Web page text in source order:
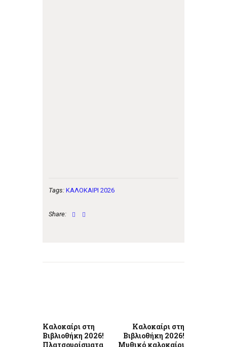
Tags: ΚΑΛΟΚΑΙΡΙ 2026
Share:
Καλοκαίρι στη
Βιβλιοθήκη 2026!
Πλατσουρίσματα
Καλοκαίρι στη
Βιβλιοθήκη 2026!
Μυθικό καλοκαίρι